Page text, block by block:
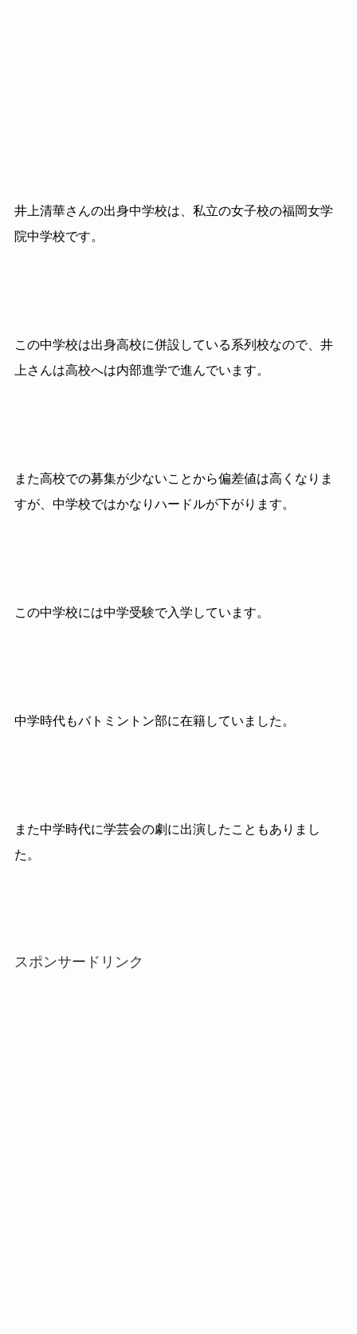
井上清華さんの出身中学校は、私立の女子校の福岡女学
院中学校です。
この中学校は出身高校に併設している系列校なので、井
上さんは高校へは内部進学で進んでいます。
また高校での募集が少ないことから偏差値は高くなりま
すが、中学校ではかなりハードルが下がります。
この中学校には中学受験で入学しています。
中学時代もバトミントン部に在籍していました。
また中学時代に学芸会の劇に出演したこともありまし
た。
スポンサードリンク